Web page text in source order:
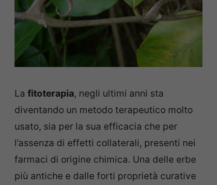
La fitoterapia, negli ultimi anni sta
diventando un metodo terapeutico molto
usato, sia per la sua efficacia che per
l’assenza di effetti collaterali, presenti nei
farmaci di origine chimica. Una delle erbe
più antiche e dalle forti proprietà curative